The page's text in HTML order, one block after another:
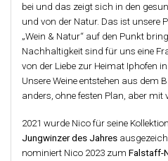
bei und das zeigt sich in den
und von der Natur. Das ist unsere
„Wein & Natur“ auf den Punkt
Nachhaltigkeit sind für uns eine
von der Liebe zur Heimat Iphofen
Unsere Weine entstehen aus dem
anders, ohne festen Plan, aber mit
2021 wurde Nico für seine
Jungwinzer des Jahres
nominiert Nico 2023 zum Falstaff-